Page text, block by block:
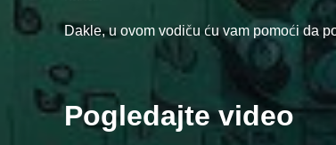
Dakle, u ovom vodiču ću vam pomoći da
Pogledajte video